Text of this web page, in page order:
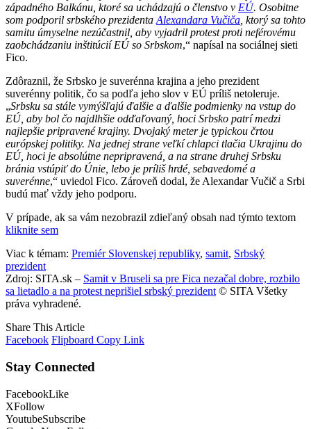
západného Balkánu, ktoré sa uchádzajú o členstvo v EÚ. Osobitne
som podporil srbského prezidenta Alexandara Vučiča , ktorý sa tohto
samitu úmyselne nezúčastnil, aby vyjadril protest proti neférovému
zaobchádzaniu inštitúcií EÚ so Srbskom,“ napísal na sociálnej sieti
Fico.
Zdôraznil, že Srbsko je suverénna krajina a jeho prezident
suverénny politik, čo sa podľa jeho slov v EÚ príliš netoleruje.
„Srbsku sa stále vymýšľajú ďalšie a ďalšie podmienky na vstup do
EÚ, aby bol čo najdlhšie odďaľovaný, hoci Srbsko patrí medzi
najlepšie pripravené krajiny. Dvojaký meter je typickou črtou
európskej politiky. Na jednej strane veľkí chlapci tlačia Ukrajinu do
EÚ, hoci je absolútne nepripravená, a na strane druhej Srbsku
bránia vstúpiť do Únie, lebo je príliš hrdé, sebavedomé a
suverénne,“ uviedol Fico. Zároveň dodal, že Alexandar Vučič a Srbi
budú mať vždy jeho podporu.
V prípade, ak sa vám nezobrazil zdieľaný obsah nad týmto textom
kliknite sem
Viac k témam: Premiér Slovenskej republiky, samit, Srbský
prezident
Zdroj: SITA.sk – Samit v Bruseli sa pre Fica nezačal dobre, rozbilo
sa lietadlo a na protest neprišiel srbský prezident © SITA Všetky
práva vyhradené.
Share This Article
Facebook Flipboard Copy Link
Stay Connected
FacebookLike
XFollow
YoutubeSubscribe